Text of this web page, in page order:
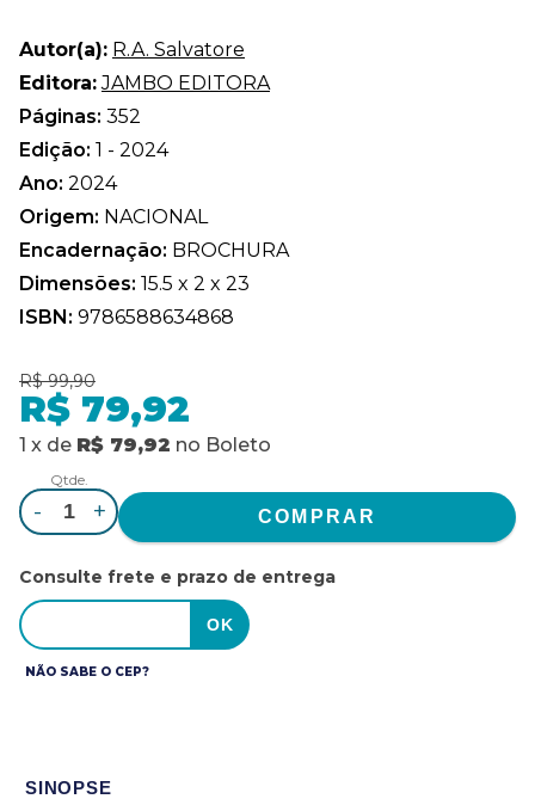
Autor(a): R.A. Salvatore
Editora: JAMBO EDITORA
Páginas: 352
Edição: 1 - 2024
Ano: 2024
Origem: NACIONAL
Encadernação: BROCHURA
Dimensões: 15.5 x 2 x 23
ISBN: 9786588634868
R$ 99,90
R$ 79,92
1 x de R$ 79,92 no Boleto
Qtde.
- +
Consulte frete e prazo de entrega
NÃO SABE O CEP?
SINOPSE